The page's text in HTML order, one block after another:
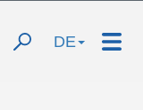
DE